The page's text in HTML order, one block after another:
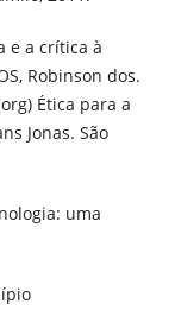
e a crítica à
Robinson dos.
Ética para a
Jonas. São
uma